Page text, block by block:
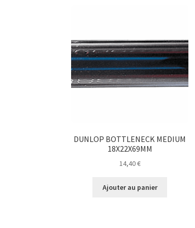
DUNLOP BOTTLENECK MEDIUM
18X22X69MM
14,40€
Ajouter au panier